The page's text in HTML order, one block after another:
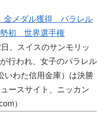
金メダル獲得 パラレル
勢初 世界選手権
、スイスのサンモリッ
行われ、女子のパラレル
いわた信用金庫）は決勝
ースサイト、ニッカン
）